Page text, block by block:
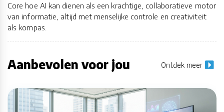
Core hoe AI kan dienen als een krachtige, collaboratieve motor
van informatie, altijd met menselijke controle en creativiteit
als kompas.
Aanbevolen voor jou Ontdek meer